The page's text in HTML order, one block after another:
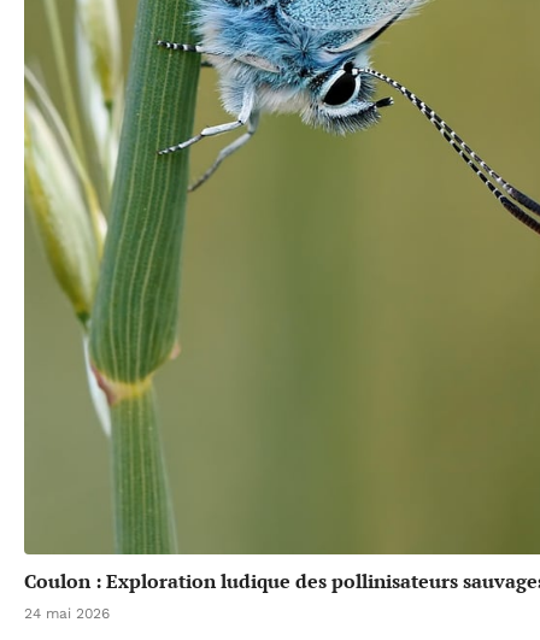
Coulon : Exploration ludique des pollinisateurs
24 mai 2026